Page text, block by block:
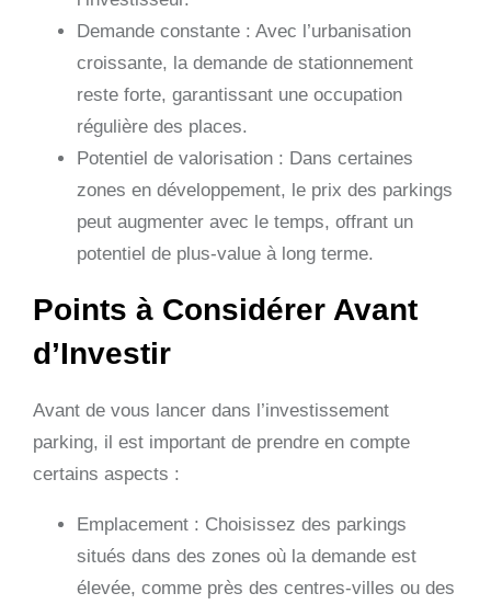
Demande constante : Avec l’urbanisation
croissante, la demande de stationnement
reste forte, garantissant une occupation
régulière des places.
Potentiel de valorisation : Dans certaines
zones en développement, le prix des parkings
peut augmenter avec le temps, offrant un
potentiel de plus-value à long terme.
Points à Considérer Avant
d’Investir
Avant de vous lancer dans l’investissement
parking, il est important de prendre en compte
certains aspects :
Emplacement : Choisissez des parkings
situés dans des zones où la demande est
élevée, comme près des centres-villes ou des